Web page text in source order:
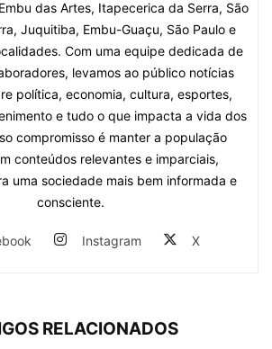
das Artes, Itapecerica da Serra, São
Juquitiba, Embu-Guaçu, São Paulo e
Com uma equipe dedicada de
levamos ao público notícias
política, economia, cultura, esportes,
e tudo o que impacta a vida dos
compromisso é manter a população
conteúdos relevantes e imparciais,
uma sociedade mais bem informada e
consciente.
Instagram X
RELACIONADOS